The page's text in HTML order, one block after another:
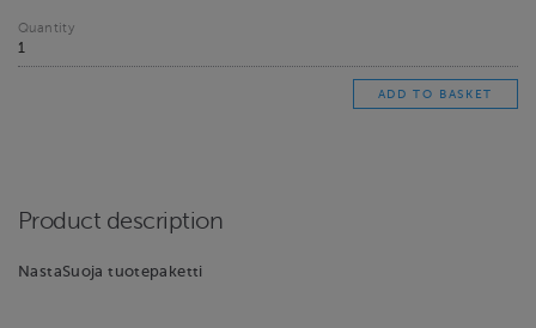
Quantity
Product description
NastaSuoja tuotepaketti